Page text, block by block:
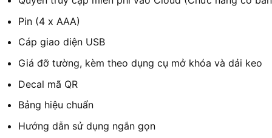
Pin (4 x AAA)
Cáp giao diện USB
Giá đỡ tường, kèm theo dụng cụ mở khóa và dải keo
Decal mã QR
Bảng hiệu chuẩn
Hướng dẫn sử dụng ngắn gọn